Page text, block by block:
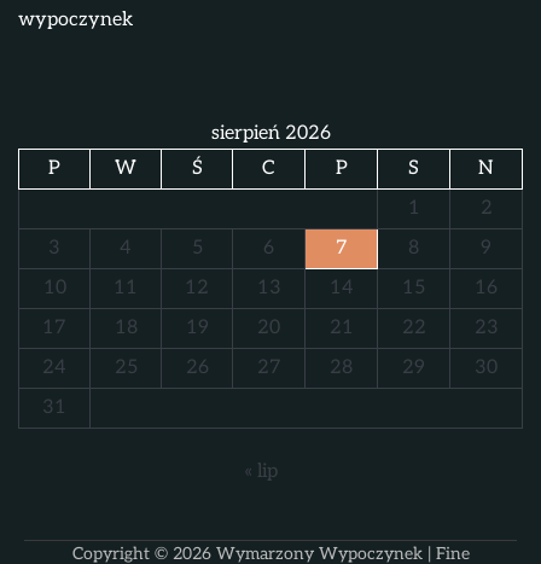
wypoczynek
sierpień 2026
P
W Ś C P S
N
1
2
3
4 5 6 7 8
9
10
11 12 13 14 15
16
17
18 19 20 21 22
23
24
25 26 27 28 29
30
31
« lip
Copyright © 2026 Wymarzony Wypoczynek| Fine